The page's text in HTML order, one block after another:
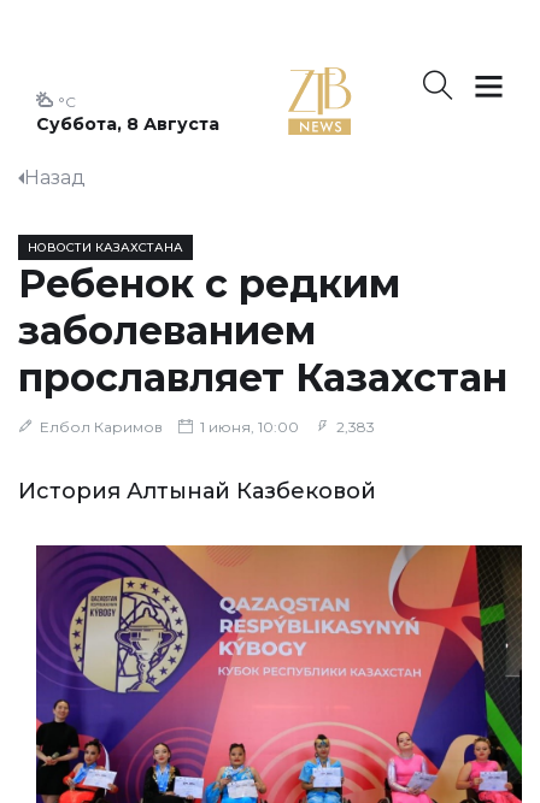
Суббота, 8 Августа
°C
Назад
НОВОСТИ КАЗАХСТАНА
Ребенок с редким
заболеванием
прославляет Казахстан
Елбол Каримов 1 июня, 10:00 2,383
История Алтынай Казбековой